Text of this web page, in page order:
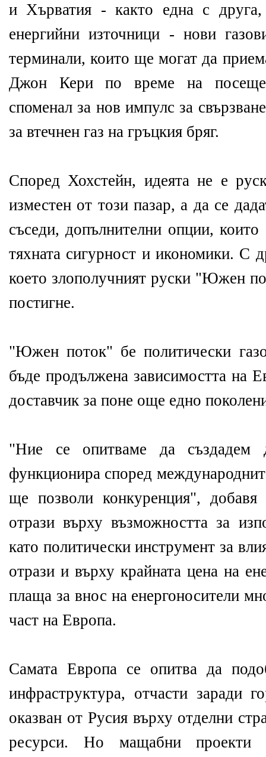
и Хърватия - както една с друга,
енергийни източници - нови
терминали, които ще могат да
Джон Кери по време на
споменал за нов импулс за
за втечнен газ на гръцкия бряг.
Според Хохстейн, идеята не е
изместен от този пазар, а да се
съседи, допълнителни опции,
тяхната сигурност и икономики. С
което злополучният руски "Южен
постигне.
"Южен поток" бе политически
бъде продължена зависимостта на
доставчик за поне още едно
"Ние се опитваме да създадем
функционира според
ще позволи конкуренция",
отрази върху възможността за
като политически инструмент за
отрази и върху крайната цена на
плаща за внос на енергоносители
част на Европа.
Самата Европа се опитва да
инфраструктура, отчасти заради
оказван от Русия върху отделни
ресурси. Но мащабни проекти